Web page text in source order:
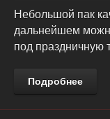
Небольшой пак
дальнейшем
под праздничную
Подробнее